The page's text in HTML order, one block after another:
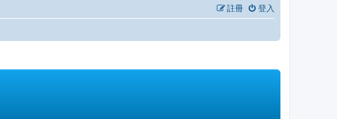
登入
註冊